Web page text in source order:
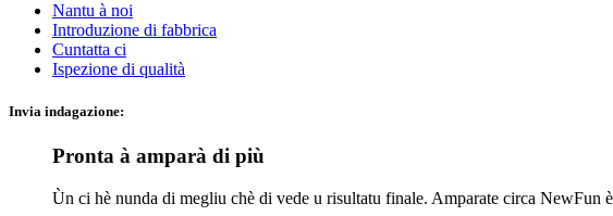
Nantu à noi
Introduzione di fabbrica
Cuntatta ci
Ispezione di qualità
Invia indagazione:
Pronta à amparà di più
Ùn ci hè nunda di megliu chè di vede u risultatu finale. Amparate circa